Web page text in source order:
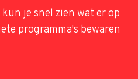
je snel zien wat er op
programma's bewaren